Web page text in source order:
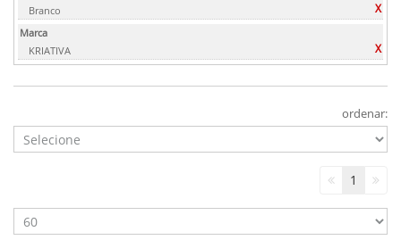
Branco
X
Marca
KRIATIVA
X
ordenar:
1